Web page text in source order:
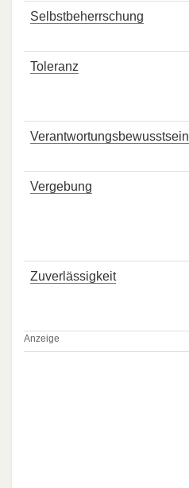
Selbstbeherrschung
Toleranz
Verantwortungsbewusstsein
Vergebung
Zuverlässigkeit
Anzeige